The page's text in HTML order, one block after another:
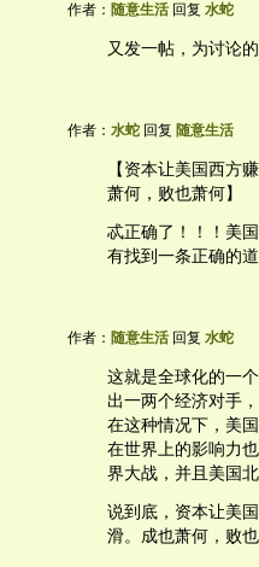
作者： 随意生活 回复 水蛇
又发一帖，为讨论的
作者： 水蛇 回复 随意生活
【资本让美国西方
萧何，败也萧何】
忒正确了！！！美
有找到一条正确的道
作者： 随意生活 回复 水蛇
这就是全球化的一
出一两个经济对手
在这种情况下，美
在世界上的影响力
界大战，并且美国
说到底，资本让美
滑。成也萧何，败也